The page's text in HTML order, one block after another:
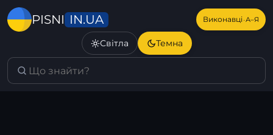
PISNI IN.UA Виконавці·А–Я
Світла Темна